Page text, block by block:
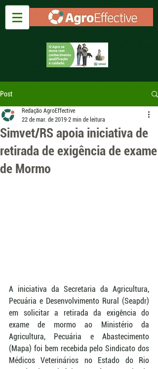
Post
Simvet/RS apoia iniciativa de
retirada de exigência de exame
de Mormo
Redação AgroEffective
22 de mar. de 2019 2 min de leitura
A iniciativa da Secretaria da Agricultura,
Pecuária e Desenvolvimento Rural (Seapdr)
em solicitar a retirada da exigência do
exame de mormo ao Ministério da
Agricultura, Pecuária e Abastecimento
(Mapa) foi bem recebida pelo Sindicato dos
Médicos Veterinários no Estado do Rio